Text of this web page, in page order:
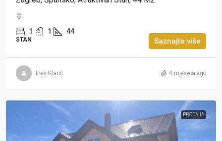
1 1 44
STAN Saznajte više
Ines Klaric 4 mjeseca ago
PRODAJA